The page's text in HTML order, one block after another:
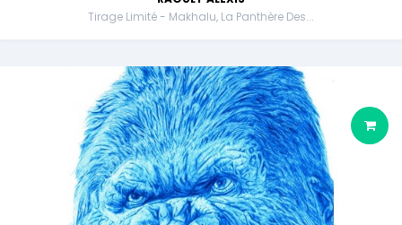
Tirage Limité - Makhalu, La Panthère Des...